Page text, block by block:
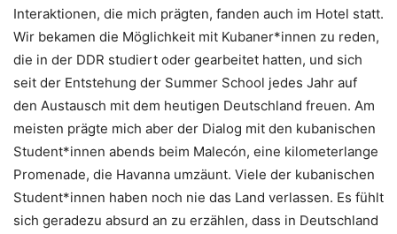
Interaktionen, die mich prägten, fanden auch im Hotel statt.
Wir bekamen die Möglichkeit mit Kubaner*innen zu reden,
die in der DDR studiert oder gearbeitet hatten, und sich
seit der Entstehung der Summer School jedes Jahr auf
den Austausch mit dem heutigen Deutschland freuen. Am
meisten prägte mich aber der Dialog mit den kubanischen
Student*innen abends beim Malecón, eine kilometerlange
Promenade, die Havanna umzäunt. Viele der kubanischen
Student*innen haben noch nie das Land verlassen. Es fühlt
sich geradezu absurd an zu erzählen, dass in Deutschland